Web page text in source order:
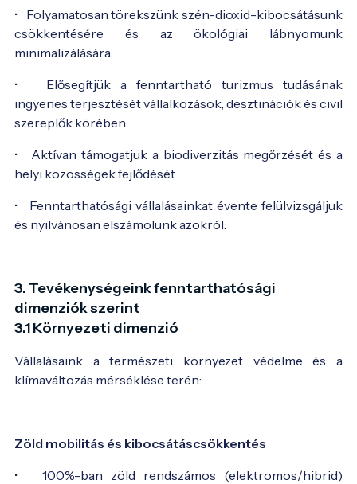
• Folyamatosan törekszünk szén-dioxid-kibocsátásunk
csökkentésére és az ökológiai lábnyomunk
minimalizálására.
• Elősegítjük a fenntartható turizmus tudásának
ingyenes terjesztését vállalkozások, desztinációk és civil
szereplők körében.
• Aktívan támogatjuk a biodiverzitás megőrzését és a
helyi közösségek fejlődését.
• Fenntarthatósági vállalásainkat évente felülvizsgáljuk
és nyilvánosan elszámolunk azokról.
3. Tevékenységeink fenntarthatósági
dimenziók szerint
3.1 Környezeti dimenzió
Vállalásaink a természeti környezet védelme és a
klímaváltozás mérséklése terén:
Zöld mobilitás és kibocsátáscsökkentés
• 100%-ban zöld rendszámos (elektromos/hibrid)